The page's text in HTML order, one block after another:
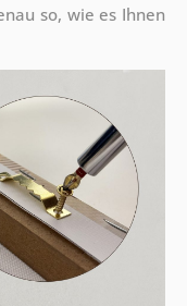
so, wie es Ihnen